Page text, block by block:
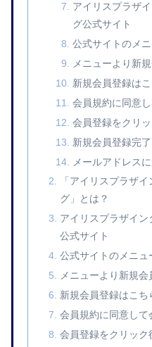
アイリスプラザ
グ公式サイト
公式サイトのメ
メニューより新
新規会員登録は
会員規約に同意
会員登録をクリ
新規会員登録完
メールアドレス
「アイリスプラザ
グ」とは？
アイリスプラザイ
公式サイト
公式サイトのメニュ
メニューより新規
新規会員登録はこ
会員規約に同意し
会員登録をクリック